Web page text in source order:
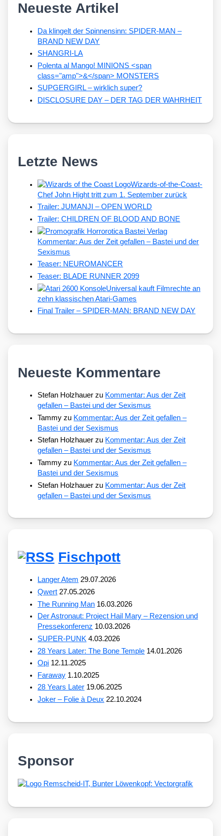
Neueste Artikel
Da klingelt der Spinnensinn: SPIDER-MAN –
BRAND NEW DAY
SHANGRI-LA
Polenta al Mango! MINIONS <span
class="amp">&</span> MONSTERS
SUPGERGIRL – wirklich super?
DISCLOSURE DAY – DER TAG DER WAHRHEIT
Letzte News
Wizards-of-the-Coast-
Chef John Hight tritt zum 1. September zurück
Trailer: JUMANJI – OPEN WORLD
Trailer: CHILDREN OF BLOOD AND BONE
Kommentar: Aus der Zeit gefallen – Bastei und der
Sexismus
Teaser: NEUROMANCER
Teaser: BLADE RUNNER 2099
Universal kauft Filmrechte an
zehn klassischen Atari-Games
Final Trailer – SPIDER-MAN: BRAND NEW DAY
Neueste Kommentare
Stefan Holzhauer zu Kommentar: Aus der Zeit
gefallen – Bastei und der Sexismus
Tammy zu Kommentar: Aus der Zeit gefallen –
Bastei und der Sexismus
Stefan Holzhauer zu Kommentar: Aus der Zeit
gefallen – Bastei und der Sexismus
Tammy zu Kommentar: Aus der Zeit gefallen –
Bastei und der Sexismus
Stefan Holzhauer zu Kommentar: Aus der Zeit
gefallen – Bastei und der Sexismus
Fischpott
Langer Atem 29.07.2026
Qwert 27.05.2026
The Running Man 16.03.2026
Der Astronaut: Project Hail Mary – Rezension und
Pressekonferenz 10.03.2026
SUPER-PUNK 4.03.2026
28 Years Later: The Bone Temple 14.01.2026
Opi 12.11.2025
Faraway 1.10.2025
28 Years Later 19.06.2025
Joker – Folie à Deux 22.10.2024
Sponsor